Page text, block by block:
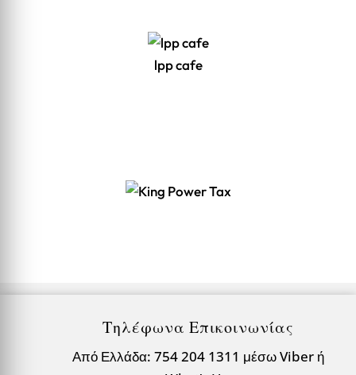
lpp cafe
Τηλέφωνα Επικοινωνίας
Από Ελλάδα: 754 204 1311 μέσω Viber ή